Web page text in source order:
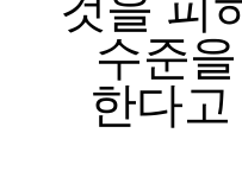
수준
한다